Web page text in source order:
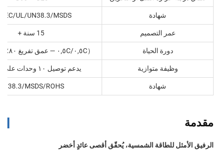
شهادة IEC/UL/UN38.3/MSDS
عمر التصميم 15 سنة +
دورة الحياة （٠,٥C‏/٠,٥C — عمق تفريغ ٨٠٪ > ٦٠٠٠ دورة
وظيفة متوازية يدعم توصيل ١٠ وحدات على التوازي
شهادة MSDS/ROHS
مقدمة
الرفيق الأمثل للطاقة الشمسية، يُحقّق أقصى عائدٍ أخضر